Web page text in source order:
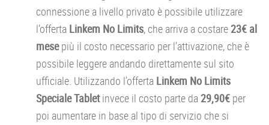
connessione a livello privato è possibile utilizzare
l’offerta Linkem No Limits, che arriva a costare 23€ al
mesepiù il costo necessario per l’attivazione, che è
possibile leggere andando direttamente sul sito
ufficiale. Utilizzando l’offerta Linkem No Limits
Speciale Tabletinvece il costo parte da 29,90€ per
poi aumentare in base al tipo di servizio che si